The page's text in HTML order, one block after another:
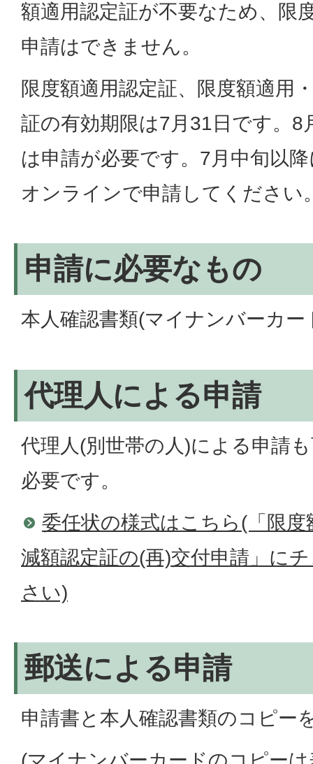
額適用認定証が不要なため、限
申請はできません。
限度額適用認定証、限度額適用
証の有効期限は7月31日です。8
は申請が必要です。7月中旬以
オンラインで申請してください
申請に必要なもの
本人確認書類(マイナンバーカ
代理人による申請
代理人(別世帯の人)による申請
必要です。
委任状の様式はこちら(「限
減額認定証の(再)交付申請」に
さい)
郵送による申請
申請書と本人確認書類のコピー